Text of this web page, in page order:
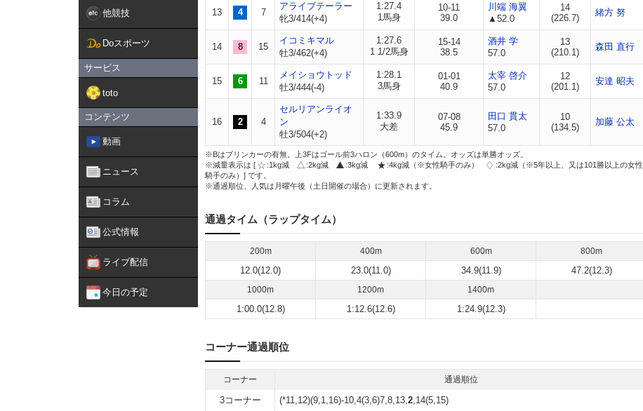
他競技
Doスポーツ
サービス
toto
コンテンツ
動画
ニュース
コラム
公式情報
ライブ配信
今日の予定
13 4 7
アライブテーラー
牝3/414(+4)
1:27.4
1馬身
10-11
39.0
川端 海翼
▲52.0
14
(226.7)
緒方 努
14 8 15
イコミキマル
牡3/462(+4)
1:27.6
1 1/2馬身
15-14
38.5
酒井 学
57.0
13
(210.1)
森田 直行
15 6 11
メイショウトッド
牡3/444(-4)
1:28.1
3馬身
01-01
40.9
太宰 啓介
57.0
12
(201.1)
安達 昭夫
16 2 4
セルリアンライオ
ン
牡3/504(+2)
1:33.9
大差
07-08
45.9
田口 貫太
57.0
10
(134.5)
加藤 公太
※Bはブリンカーの有無。上3Fはゴール前3ハロン（600m）のタイム。オッズは単勝オッズ。
※減量表示は [
:1kg減 :2kg減 :3kg減 :4kg減（※女性騎手のみ）
:2kg減（※5年以上、又は101勝以上の女性
騎手のみ）] です。
※通過順位、人気は月曜午後（土日開催の場合）に更新されます。
通過タイム（ラップタイム）
200m 400m 600m 800m
12.0(12.0) 23.0(11.0) 34.9(11.9) 47.2(12.3)
1000m 1200m 1400m
1:00.0(12.8) 1:12.6(12.6) 1:24.9(12.3)
コーナー通過順位
コーナー 通過順位
3コーナー (*11,12)(9,1,16)-10,4(3,6)7,8,13,2,14(5,15)